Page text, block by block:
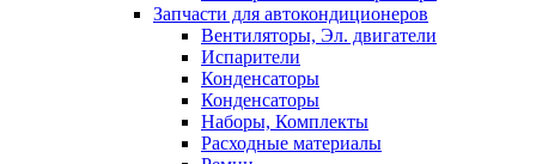
Запчасти для автокондиционеров
Вентиляторы, Эл. двигатели
Испарители
Конденсаторы
Конденсаторы
Наборы, Комплекты
Расходные материалы